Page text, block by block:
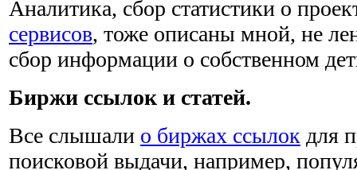
Аналитика, сбор статистики о
сервисов, тоже описаны мной, не
сбор информации о собственном
Биржи ссылок и статей.
Все слышали о биржах ссылок для
поисковой выдачи, например,